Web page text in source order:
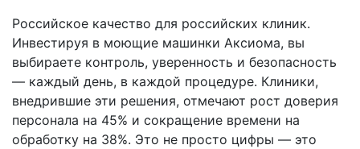
Российское качество для российских клиник.
Инвестируя в моющие машинки Аксиома, вы
выбираете контроль, уверенность и безопасность
— каждый день, в каждой процедуре. Клиники,
внедрившие эти решения, отмечают рост доверия
персонала на 45% и сокращение времени на
обработку на 38%. Это не просто цифры — это